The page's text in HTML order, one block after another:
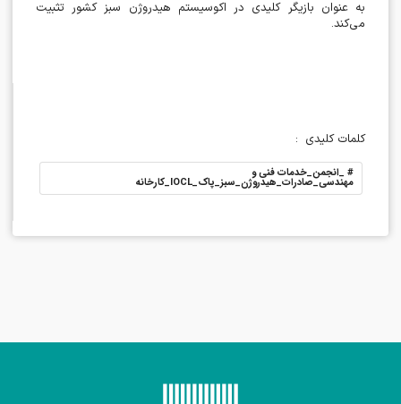
به عنوان بازیگر کلیدی در اکوسیستم هیدروژن سبز کشور تثبیت
می‌کند.
کلمات کلیدی :
# _انجمن_خدمات فنی و
مهندسی_صادرات_هیدروژن_سبز_پاک_IOCL_کارخانه